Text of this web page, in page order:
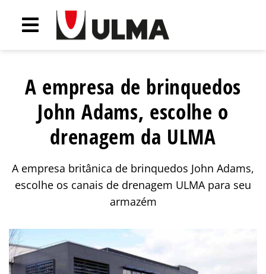
A empresa de brinquedos
John Adams, escolhe o
drenagem da ULMA
A empresa britânica de brinquedos John Adams,
escolhe os canais de drenagem ULMA para seu
armazém